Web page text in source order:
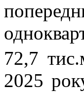
72,7
2025